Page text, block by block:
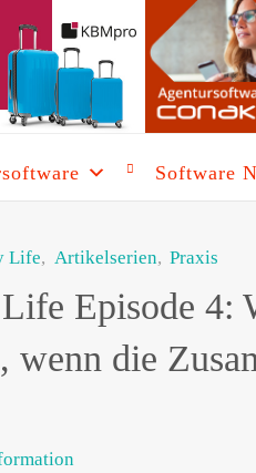
Software
Life, Artikelserien, Praxis
Episode 4:
wenn die